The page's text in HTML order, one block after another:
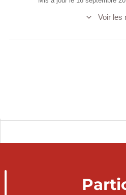
Voir les